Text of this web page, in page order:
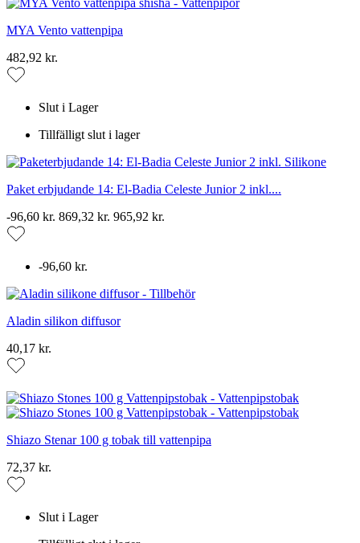
MYA Vento vattenpipa
482,92 kr.
Slut i Lager
Tillfälligt slut i lager
Paket erbjudande 14: El-Badia Celeste Junior 2 inkl....
-96,60 kr. 869,32 kr. 965,92 kr.
-96,60 kr.
Aladin silikon diffusor
40,17 kr.
Shiazo Stenar 100 g tobak till vattenpipa
72,37 kr.
Slut i Lager